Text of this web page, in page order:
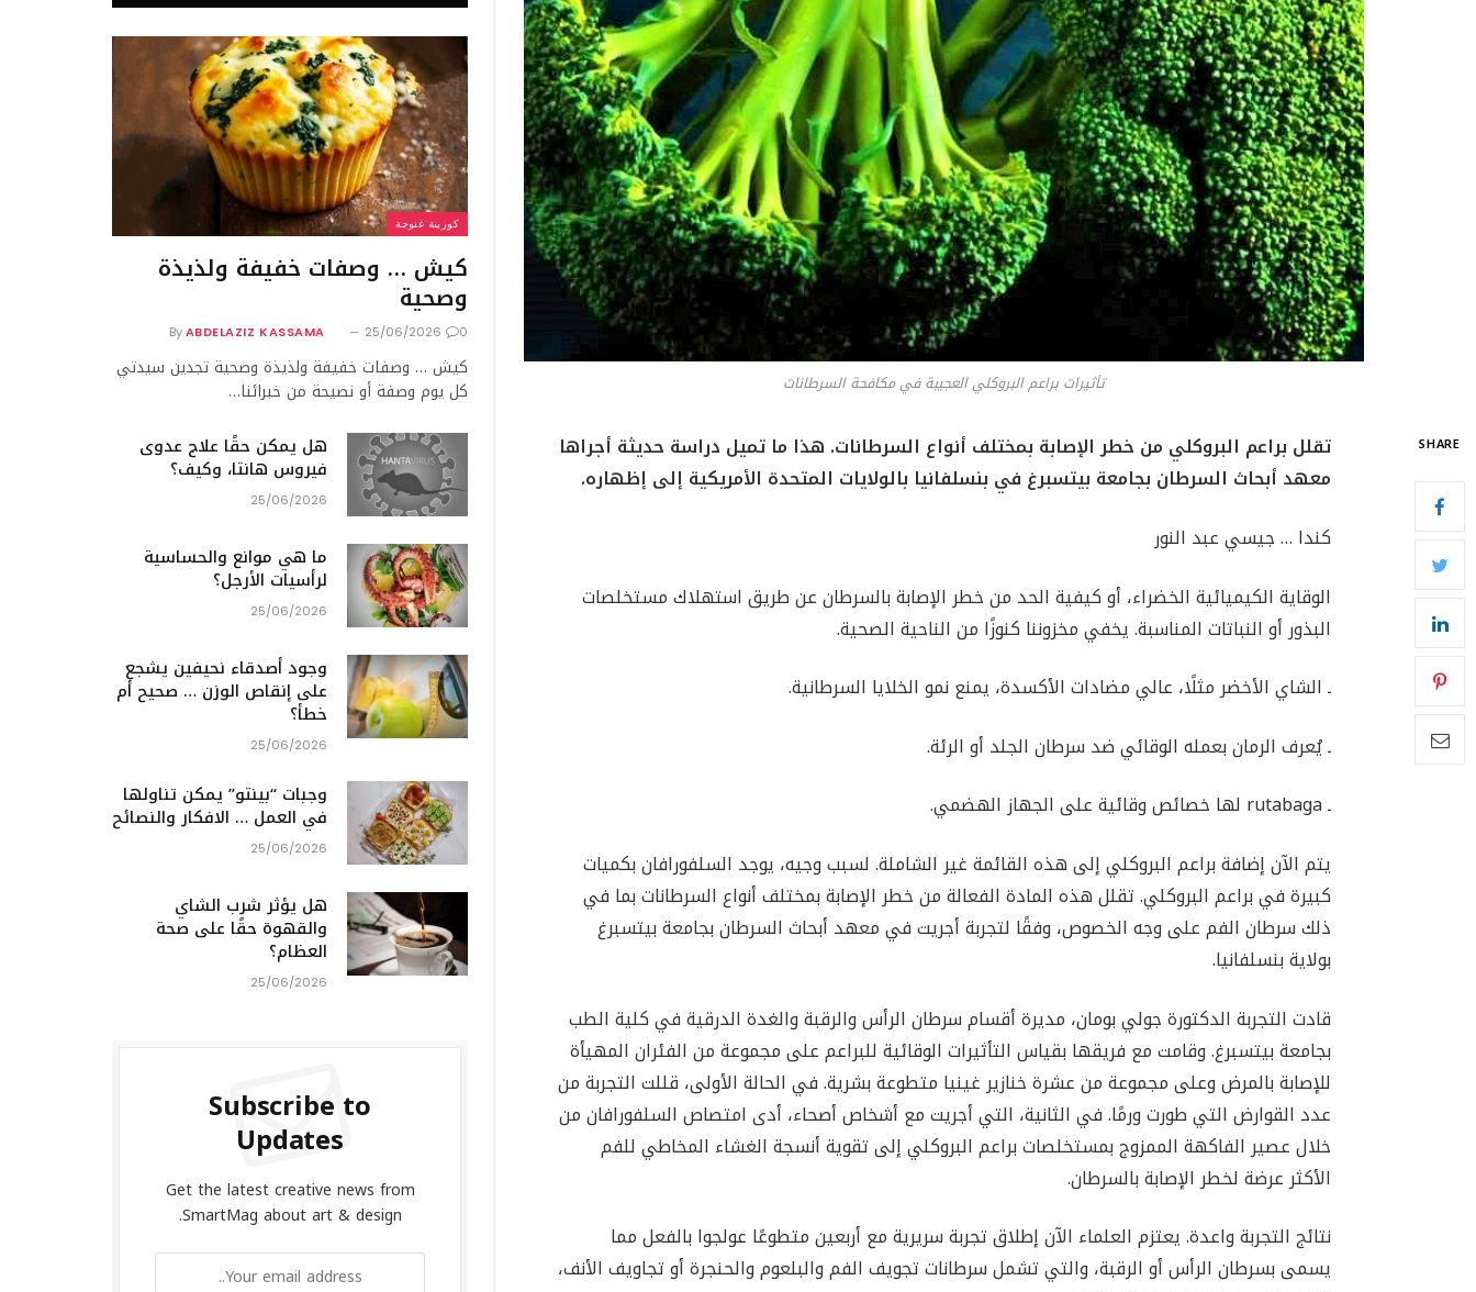
تأثيرات براعم البروكلي العجيبة في مكافحة السرطانات
SHARE
تقلل براعم البروكلي من خطر الإصابة بمختلف أنواع السرطانات. هذا ما تميل دراسة حديثة أجراها
معهد أبحاث السرطان بجامعة بيتسبرغ في بنسلفانيا بالولايات المتحدة الأمريكية إلى إظهاره.
كندا … جيسي عبد النور
الوقاية الكيميائية الخضراء، أو كيفية الحد من خطر الإصابة بالسرطان عن طريق استهلاك مستخلصات
البذور أو النباتات المناسبة. يخفي مخزوننا كنوزًا من الناحية الصحية.
ـ الشاي الأخضر مثلًا، عالي مضادات الأكسدة، يمنع نمو الخلايا السرطانية.
ـ يُعرف الرمان بعمله الوقائي ضد سرطان الجلد أو الرئة.
ـ rutabaga لها خصائص وقائية على الجهاز الهضمي.
يتم الآن إضافة براعم البروكلي إلى هذه القائمة غير الشاملة. لسبب وجيه، يوجد السلفورافان بكميات
كبيرة في براعم البروكلي. تقلل هذه المادة الفعالة من خطر الإصابة بمختلف أنواع السرطانات بما في
ذلك سرطان الفم على وجه الخصوص، وفقًا لتجربة أجريت في معهد أبحاث السرطان بجامعة بيتسبرغ
بولاية بنسلفانيا.
قادت التجربة الدكتورة جولي بومان، مديرة أقسام سرطان الرأس والرقبة والغدة الدرقية في كلية الطب
بجامعة بيتسبرغ. وقامت مع فريقها بقياس التأثيرات الوقائية للبراعم على مجموعة من الفئران المهيأة
للإصابة بالمرض وعلى مجموعة من عشرة خنازير غينيا متطوعة بشرية. في الحالة الأولى، قللت التجربة من
عدد القوارض التي طورت ورمًا. في الثانية، التي أجريت مع أشخاص أصحاء، أدى امتصاص السلفورافان من
خلال عصير الفاكهة الممزوج بمستخلصات براعم البروكلي إلى تقوية أنسجة الغشاء المخاطي للفم
الأكثر عرضة لخطر الإصابة بالسرطان.
نتائج التجربة واعدة. يعتزم العلماء الآن إطلاق تجربة سريرية مع أربعين متطوعًا عولجوا بالفعل مما
يسمى بسرطان الرأس أو الرقبة، والتي تشمل سرطانات تجويف الفم والبلعوم والحنجرة أو تجاويف الأنف،
كوزينة غنوجة
كيش … وصفات خفيفة ولذيذة
وصحية
By ABDELAZIZ KASSAMA 25/06/2026 0
كيش … وصفات خفيفة ولذيذة وصحية تجدين سيدتي
كل يوم وصفة أو نصيحة من خبرائنا…
هل يمكن حقًا علاج عدوى
فيروس هانتا، وكيف؟
25/06/2026
ما هي موانع والحساسية
لرأسيات الأرجل؟
25/06/2026
وجود أصدقاء نحيفين يشجع
على إنقاص الوزن … صحيح أم
خطأ؟
25/06/2026
وجبات “بينتو” يمكن تناولها
في العمل … الافكار والنصائح
25/06/2026
هل يؤثر شرب الشاي
والقهوة حقًا على صحة
العظام؟
25/06/2026
Subscribe to
Updates
Get the latest creative news from
SmartMag about art & design.